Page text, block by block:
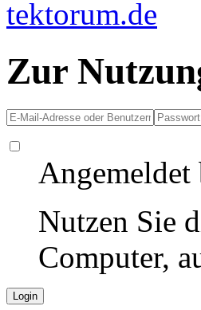
Zur
Angemeldet
Nutzen Sie
Computer,